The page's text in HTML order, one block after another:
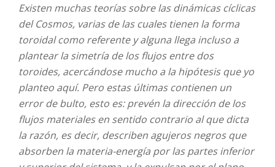
Existen muchas teorías sobre las dinámicas cíclicas
del Cosmos, varias de las cuales tienen la forma
toroidal como referente y alguna llega incluso a
plantear la simetría de los flujos entre dos
toroides, acercándose mucho a la hipótesis que yo
planteo aquí. Pero estas últimas contienen un
error de bulto, esto es: prevén la dirección de los
flujos materiales en sentido contrario al que dicta
la razón, es decir, describen agujeros negros que
absorben la materia-energía por las partes inferior